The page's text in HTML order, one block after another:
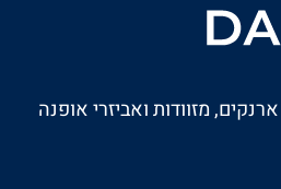
מזוודות ואביזרי אופנה